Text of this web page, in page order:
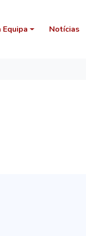
Notícias